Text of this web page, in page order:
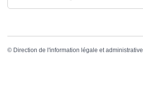
© Direction de l'information légale et administrative